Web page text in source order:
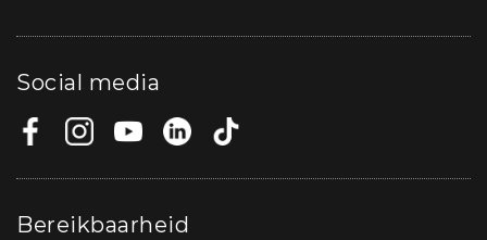
Social media
Bereikbaarheid